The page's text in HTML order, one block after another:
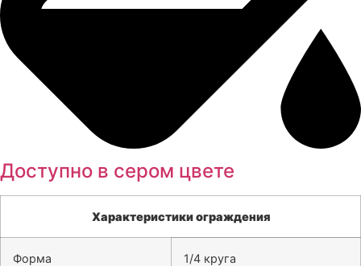
Доступно в сером цвете
Характеристики ограждения
Форма 1/4 круга